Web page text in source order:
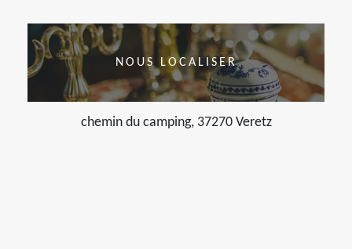
NOUS LOCALISER
chemin du camping, 37270 Veretz